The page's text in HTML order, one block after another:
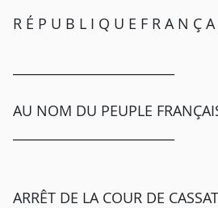
R É P U B L I Q U E F R A N Ç A
AU NOM DU PEUPLE
ARRÊT DE LA COUR DE